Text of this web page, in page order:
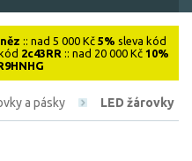
:: nad 5 000 Kč 5% sleva kód
2c43RR :: nad 20 000 Kč 10%
a pásky LED žárovky